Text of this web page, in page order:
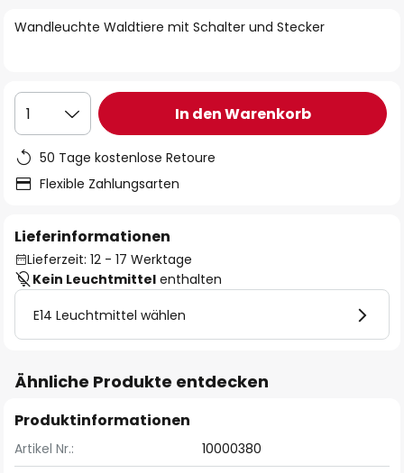
springen
Wandleuchte Waldtiere mit Schalter und Stecker
1 In den Warenkorb
50 Tage kostenlose Retoure
Flexible Zahlungsarten
Lieferinformationen
Lieferzeit: 12 - 17 Werktage
Kein Leuchtmittel enthalten
E14 Leuchtmittel wählen
Ähnliche Produkte entdecken
Produktinformationen
Artikel Nr.: 10000380